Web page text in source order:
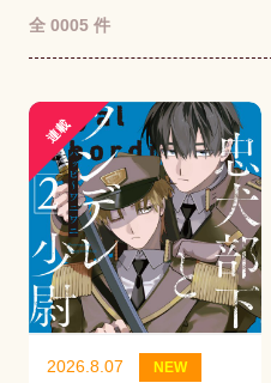
全 0005 件
連載
2026.8.07 NEW